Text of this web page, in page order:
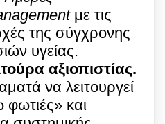
με τις
της σύγχρονης
υγείας.
αξιοπιστίας.
να λειτουργεί
και